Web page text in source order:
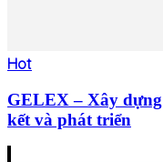
Hot
GELEX – Xây
kết và phát triển